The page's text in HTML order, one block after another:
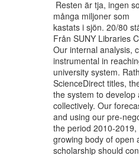
många miljoner som
kastats i sjön. 20/80
Från SUNY Libraries
Our internal analysis,
instrumental in
university system.
ScienceDirect titles,
the system to
collectively. Our
and using our pre-
the period 2010-
growing body of open